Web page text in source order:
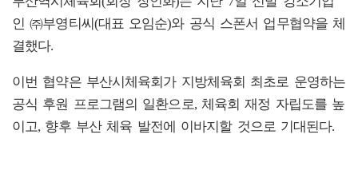
인 ㈜부영티씨(대표 오임순)와 공식 스폰서 업무협약을 체
결했다.
이번 협약은 부산시체육회가 지방체육회 최초로 운영하는
공식 후원 프로그램의 일환으로, 체육회 재정 자립도를 높
이고, 향후 부산 체육 발전에 이바지할 것으로 기대된다.